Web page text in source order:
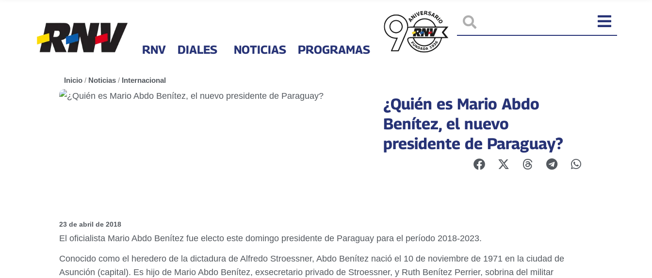
RNV DIALES NOTICIAS PROGRAMAS
Inicio / Noticias / Internacional
¿Quién es Mario Abdo
Benítez, el nuevo
presidente de Paraguay?
23 de abril de 2018
El oficialista Mario Abdo Benítez fue electo este domingo presidente de Paraguay para el período 2018-2023.
Conocido como el heredero de la dictadura de Alfredo Stroessner, Abdo Benítez nació el 10 de noviembre de 1971 en la ciudad de
Asunción (capital). Es hijo de Mario Abdo Benítez, exsecretario privado de Stroessner, y Ruth Benítez Perrier, sobrina del militar